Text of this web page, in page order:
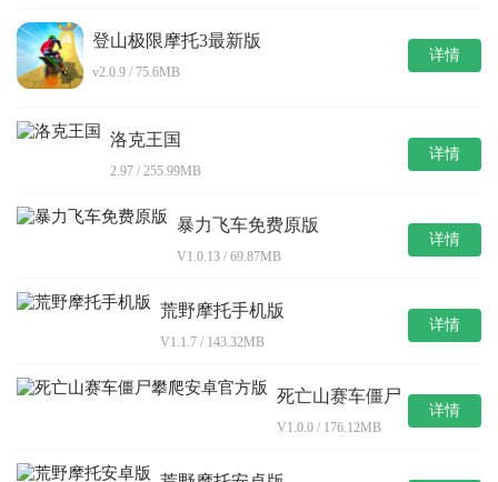
登山极限摩托3最新版
v2.0.9 / 75.6MB
详情
洛克王国
2.97 / 255.99MB
详情
暴力飞车免费原版
V1.0.13 / 69.87MB
详情
荒野摩托手机版
V1.1.7 / 143.32MB
详情
死亡山赛车僵尸
V1.0.0 / 176.12MB
详情